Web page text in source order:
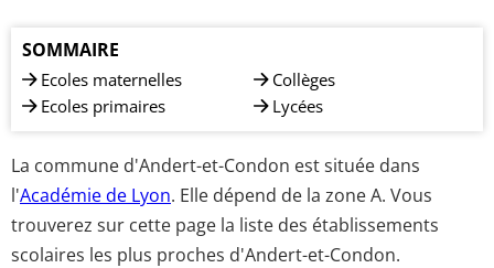
SOMMAIRE
Ecoles maternelles
Ecoles primaires
Collèges
Lycées
La commune d'Andert-et-Condon est située dans
l'Académie de Lyon. Elle dépend de la zone A. Vous
trouverez sur cette page la liste des établissements
scolaires les plus proches d'Andert-et-Condon.